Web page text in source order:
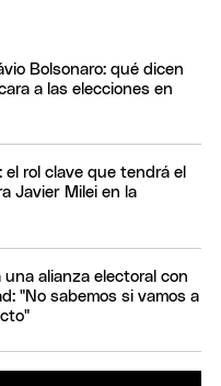
Bolsonaro: qué dicen
a las elecciones en
el rol clave que tendrá el
Javier Milei en la
alianza electoral con
"No sabemos si vamos a